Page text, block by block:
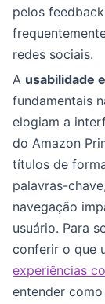
pelos
redes sociais.
A usabilidade
fundamentais
elogiam a
do Amazon
títulos de
palavras-
navegação
usuário. Para
conferir o que
experiências
entender